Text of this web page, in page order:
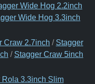
Wide Hog 2.2inch
Wide Hog 3.3inch
Craw 2.7inch / Stagger
/ Stagger Craw 5inch
Rola 3.3inch Slim